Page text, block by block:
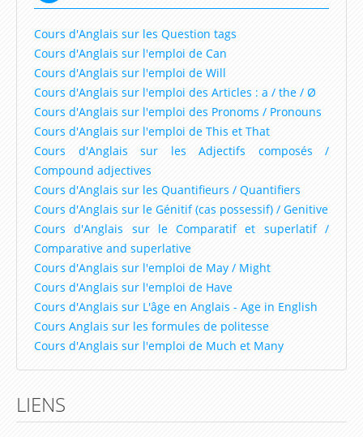
Extraits de films, documentaires, discours pour
apprendre l'anglais
Karaoke version Anglaise
Conversations avec Ted et betty
Jeux / Coloriage
Coloriage en ligne
Coloriage à imprimer
Jeux
Jeux de Mots
Jeux de Mots Mêlés
Jeux du Pendu
Cours d'Anglais sur les Question tags
Cours d'Anglais sur l'emploi de Can
Cours d'Anglais sur l'emploi de Will
Cours d'Anglais sur l'emploi des Articles : a / the / Ø
Cours d'Anglais sur l'emploi des Pronoms / Pronouns
Cours d'Anglais sur l'emploi de This et That
Cours d'Anglais sur les Adjectifs composés /
Compound adjectives
Cours d'Anglais sur les Quantifieurs / Quantifiers
Cours d'Anglais sur le Génitif (cas possessif) / Genitive
Cours d'Anglais sur le Comparatif et superlatif /
Comparative and superlative
Cours d'Anglais sur l'emploi de May / Might
Cours d'Anglais sur l'emploi de Have
Cours d'Anglais sur L'âge en Anglais - Age in English
Cours Anglais sur les formules de politesse
Cours d'Anglais sur l'emploi de Much et Many
LIENS